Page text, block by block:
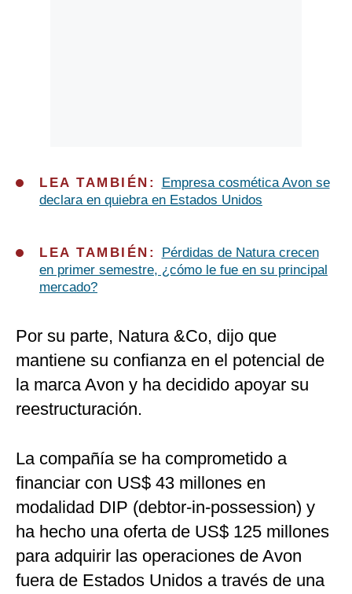
LEA TAMBIÉN:
Empresa cosmética Avon se
declara en quiebra en Estados Unidos
LEA TAMBIÉN:
Pérdidas de Natura crecen
en primer semestre, ¿cómo le fue en su principal
mercado?
Por su parte, Natura &Co, dijo que
mantiene su confianza en el potencial de
la marca Avon y ha decidido apoyar su
reestructuración.
La compañía se ha comprometido a
financiar con US$ 43 millones en
modalidad DIP (debtor-in-possession) y
ha hecho una oferta de US$ 125 millones
para adquirir las operaciones de Avon
fuera de Estados Unidos a través de una